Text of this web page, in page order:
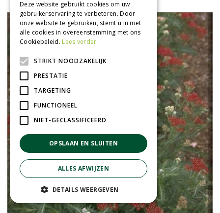
Deze website gebruikt cookies om uw
gebruikerservaring te verbeteren. Door
onze website te gebruiken, stemt u in met
alle cookies in overeenstemming met ons
Cookiebeleid. Lees verder
STRIKT NOODZAKELIJK
PRESTATIE
TARGETING
FUNCTIONEEL
NIET-GECLASSIFICEERD
OPSLAAN EN SLUITEN
ALLES AFWIJZEN
DETAILS WEERGEVEN